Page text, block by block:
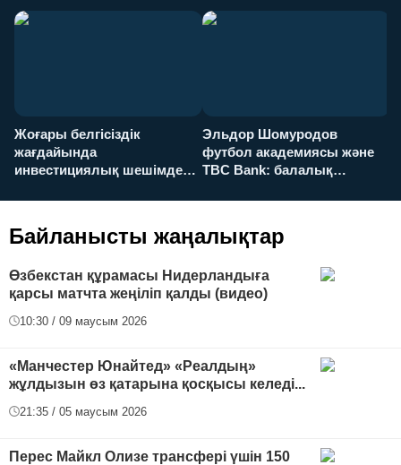
Жоғары белгісіздік
жағдайында
инвестициялық шешімдер
Эльдор Шомуродов
футбол академиясы және
TBC Bank: балалық
Байланысты жаңалықтар
Өзбекстан құрамасы Нидерландыға
қарсы матчта жеңіліп қалды (видео)
10:30 / 09 маусым 2026
«Манчестер Юнайтед» «Реалдың»
жұлдызын өз қатарына қосқысы келеді...
21:35 / 05 маусым 2026
Перес Майкл Олизе трансфері үшін 150